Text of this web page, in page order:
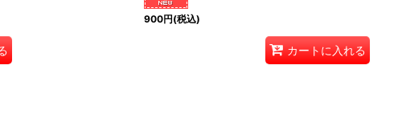
900円(税込)
カートに入れる